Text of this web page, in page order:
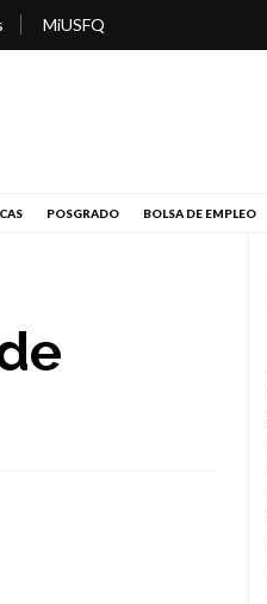
MiUSFQ
POSGRADO BOLSA DE EMPLEO